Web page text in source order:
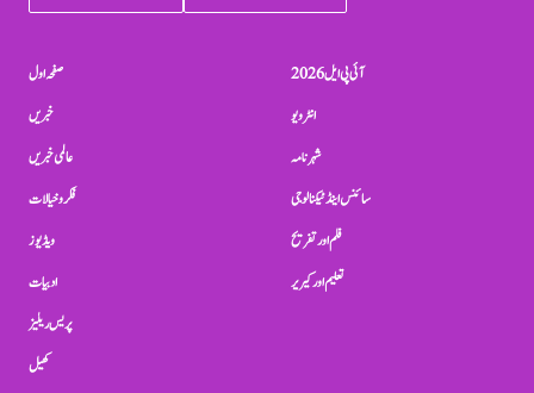
صفحہ اول
خبریں
عالمی خبریں
فکر و خیالات
ویڈیوز
ادبیات
پریس ریلیز
کھیل
آئی پی ایل 2026
انٹرویو
شہرنامہ
سائنس اینڈ ٹیکنالوجی
فلم اور تفریح
تعلیم اور کیریر